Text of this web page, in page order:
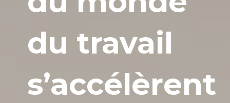
du travail
s’accélèrent